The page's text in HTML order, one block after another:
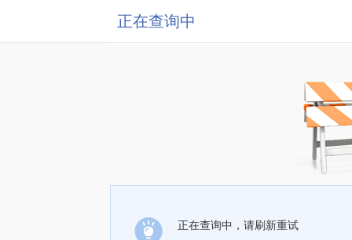
正在查询中
正在查询中，请刷新重试